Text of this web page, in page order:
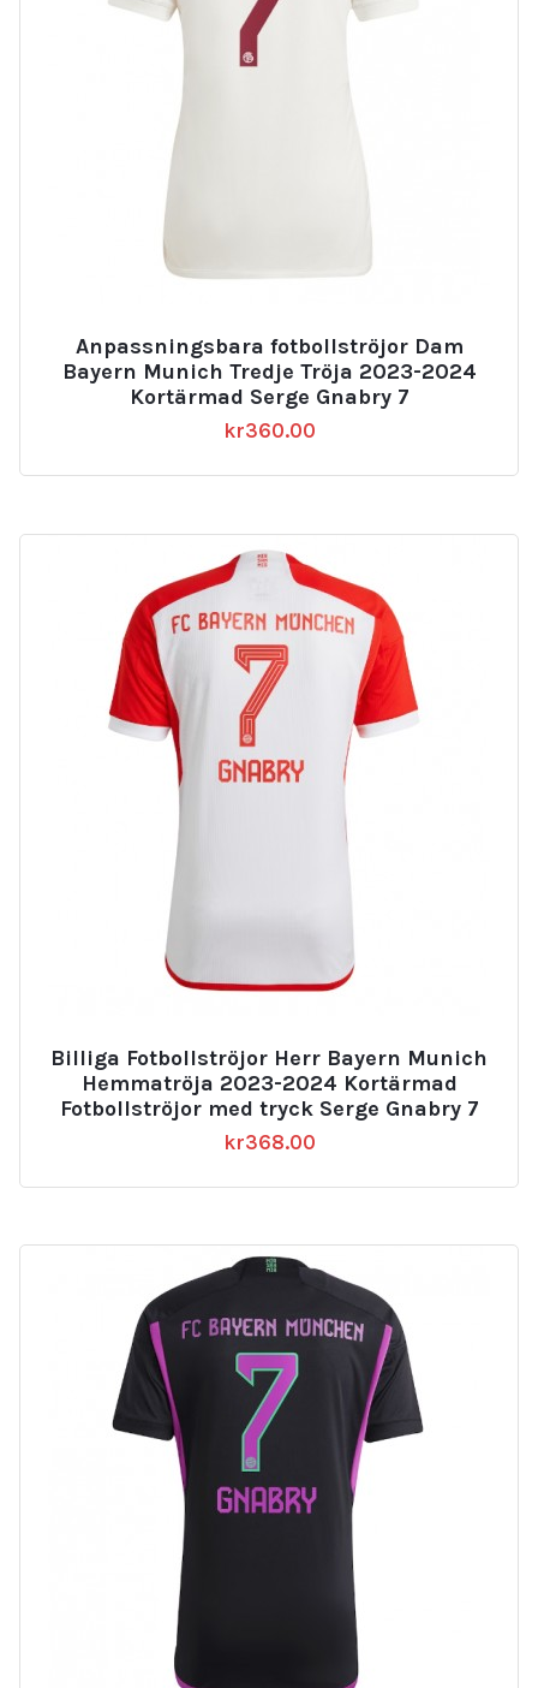
Anpassningsbara fotbollströjor Dam
Bayern Munich Tredje Tröja 2023-2024
Kortärmad Serge Gnabry 7
kr360.00
Billiga Fotbollströjor Herr Bayern Munich
Hemmatröja 2023-2024 Kortärmad
Fotbollströjor med tryck Serge Gnabry 7
kr368.00